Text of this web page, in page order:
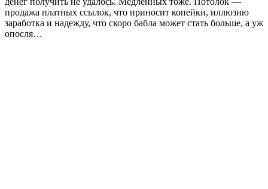
продажа платных ссылок, что приносит копейки, иллюзию
заработка и надежду, что скоро бабла может стать больше, а уж
опосля…